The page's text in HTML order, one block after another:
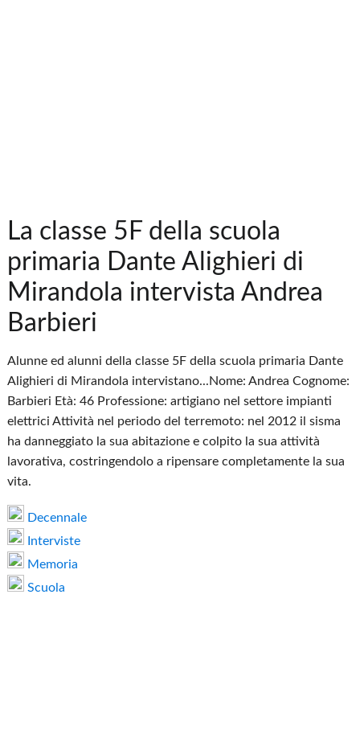
La classe 5F della scuola
primaria Dante Alighieri di
Mirandola intervista Andrea
Barbieri
Alunne ed alunni della classe 5F della scuola primaria Dante
Alighieri di Mirandola intervistano...Nome: Andrea Cognome:
Barbieri Età: 46 Professione: artigiano nel settore impianti
elettrici Attività nel periodo del terremoto: nel 2012 il sisma
ha danneggiato la sua abitazione e colpito la sua attività
lavorativa, costringendolo a ripensare completamente la sua
vita.
Decennale
Interviste
Memoria
Scuola